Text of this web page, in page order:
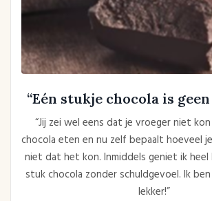
“Eén stukje chocola is
“Jij zei wel eens dat je vroeger niet
chocola eten en nu zelf bepaalt hoeveel
niet dat het kon. Inmiddels geniet ik
stuk chocola zonder schuldgevoel. Ik
lekker!”